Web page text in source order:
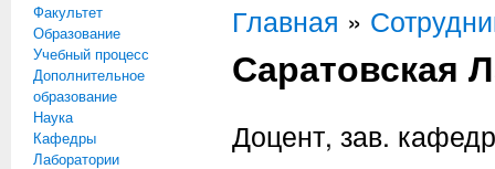
Факультет
Образование
Учебный процесс
Дополнительное
образование
Наука
Кафедры
Лаборатории
Вы здесь
Главная »
Саратовская
Доцент, зав.